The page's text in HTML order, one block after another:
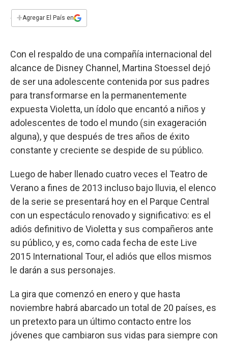
e
b
k
s
p
t
n
i
l
+Agregar El País en
Con el respaldo de una compañía internacional del
alcance de Disney Channel, Martina Stoessel dejó
de ser una adolescente contenida por sus padres
para transformarse en la permanentemente
expuesta Violetta, un ídolo que encantó a niños y
adolescentes de todo el mundo (sin exageración
alguna), y que después de tres años de éxito
constante y creciente se despide de su público.
Luego de haber llenado cuatro veces el Teatro de
Verano a fines de 2013 incluso bajo lluvia, el elenco
de la serie se presentará hoy en el Parque Central
con un espectáculo renovado y significativo: es el
adiós definitivo de Violetta y sus compañeros ante
su público, y es, como cada fecha de este Live
2015 International Tour, el adiós que ellos mismos
le darán a sus personajes.
La gira que comenzó en enero y que hasta
noviembre habrá abarcado un total de 20 países, es
un pretexto para un último contacto entre los
jóvenes que cambiaron sus vidas para siempre con